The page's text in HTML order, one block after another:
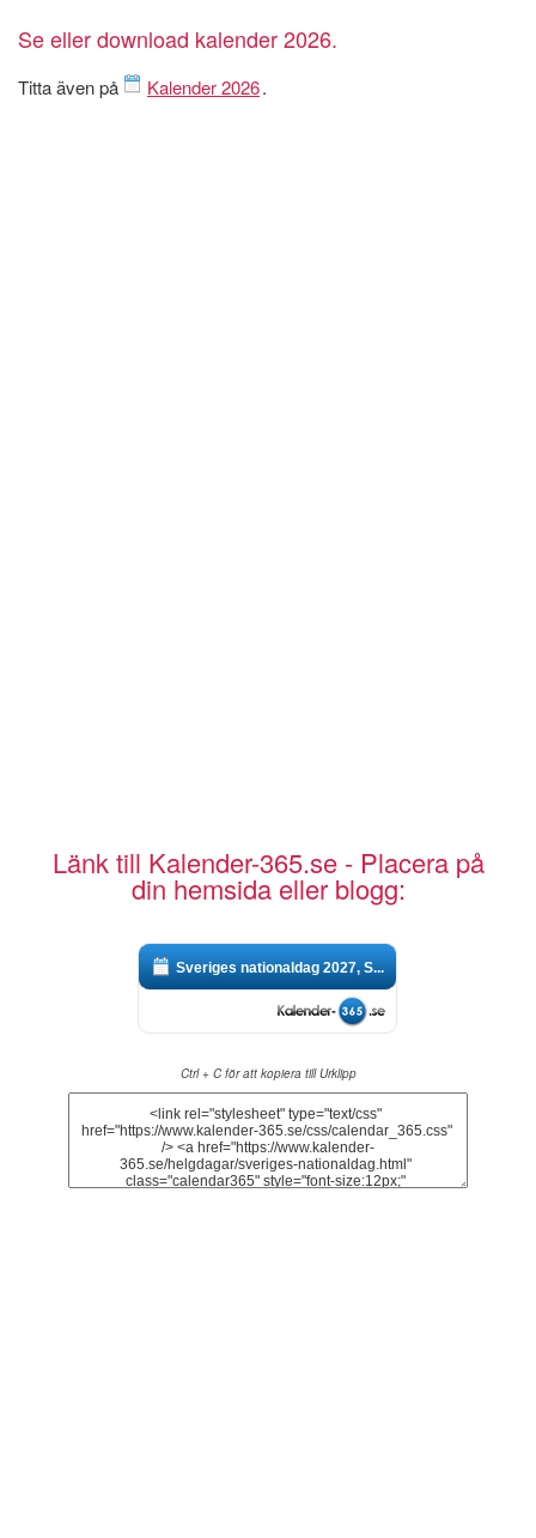
Se eller download kalender 2026.
Titta även på Kalender 2026.
Länk till Kalender-365.se - Placera på
din hemsida eller blogg:
Sveriges nationaldag 2027, S...
Ctrl + C för att kopiera till Urklipp